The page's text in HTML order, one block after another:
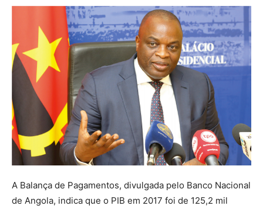
A Balança de Pagamentos, divulgada pelo Banco Nacional
de Angola, indica que o PIB em 2017 foi de 125,2 mil